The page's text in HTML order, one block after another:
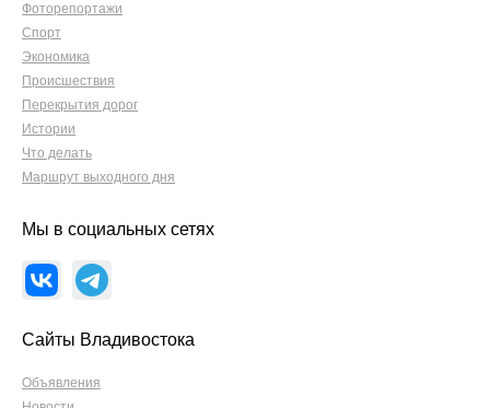
Фоторепортажи
Спорт
Экономика
Происшествия
Перекрытия дорог
Истории
Что делать
Маршрут выходного дня
Мы в социальных сетях
Сайты Владивостока
Объявления